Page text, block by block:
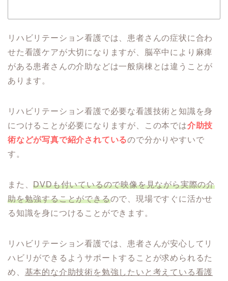
リハビリテーション看護では、患者さんの症状に合わ
せた看護ケアが大切になりますが、脳卒中により麻痺
がある患者さんの介助などは一般病棟とは違うことが
あります。
リハビリテーション看護で必要な看護技術と知識を身
につけることが必要になりますが、この本では介助技
術などが写真で紹介されているので分かりやすいで
す。
また、DVDも付いているので映像を見ながら実際の介
助を勉強することができるので、現場ですぐに活かせ
る知識を身につけることができます。
リハビリテーション看護では、患者さんが安心してリ
ハビリができるようサポートすることが求められるた
め、 基本的な介助技術を勉強したいと考えている看護